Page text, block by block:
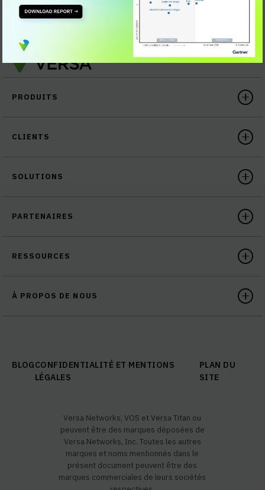
PRODUITS
CLIENTS
SOLUTIONS
PARTENAIRES
RESSOURCES
À PROPOS DE NOUS
BLOGCONFIDENTIALITÉ ET MENTIONS
LÉGALES
PLAN DU
SITE
Versa Networks, VOS et Versa Titan ou
peuvent être des marques déposées de
Versa Networks, Inc. Toutes les autres
marques et noms mentionnés dans le
présent document peuvent être des
marques commerciales de leurs sociétés